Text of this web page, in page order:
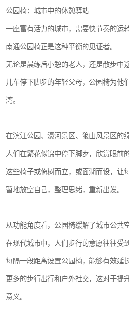
公园椅：城市中的休憩驿站
一座富有活力的城市，需要快节奏的运
南通公园椅正是这种平衡的见证者。
无论是晨练后小憩的老人，还是散步中
儿车停下脚步的年轻父母，公园椅为他
湾。
在滨江公园、濠河景区、狼山风景区的
人们在繁花似锦中停下脚步，欣赏眼前
这些椅子或倚树而立，或面湖而设，让
暂地放空自己，整理思绪，重新出发。
从功能角度看，公园椅缓解了城市公共
在现代城市中，人们步行的意愿往往受
每隔一段距离设置公园椅，能够有效延
更多的步行出行和户外社交，这对于提
意义。